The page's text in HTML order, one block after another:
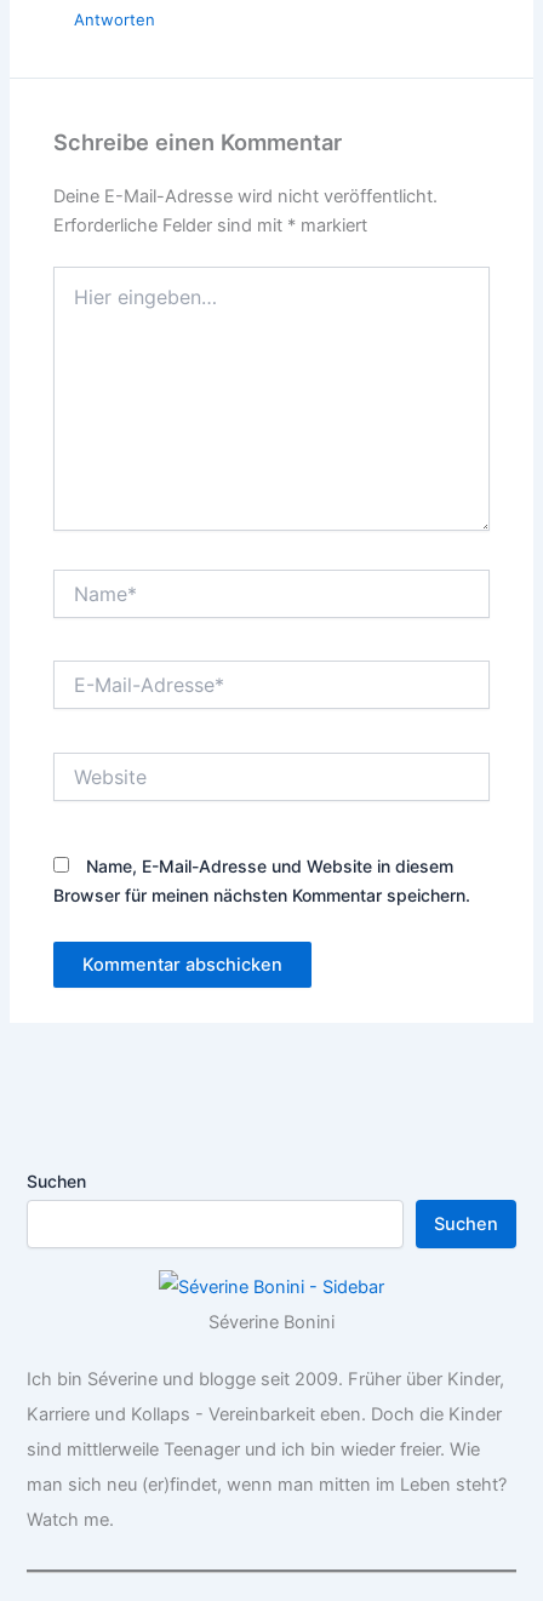
Antworten
Schreibe einen Kommentar
Deine E-Mail-Adresse wird nicht veröffentlicht.
Erforderliche Felder sind mit * markiert
eingeben…
Mail-
Name, E-Mail-Adresse und Website in diesem
Browser für meinen nächsten Kommentar speichern.
Suchen
Suchen
Séverine Bonini
Ich bin Séverine und blogge seit 2009. Früher über Kinder,
Karriere und Kollaps - Vereinbarkeit eben. Doch die Kinder
sind mittlerweile Teenager und ich bin wieder freier. Wie
man sich neu (er)findet, wenn man mitten im Leben steht?
Watch me.